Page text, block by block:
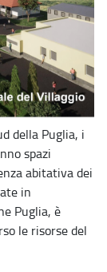
della Puglia, i
spazi
abitativa dei
in
Puglia, è
le risorse del